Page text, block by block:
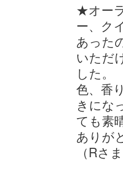
★オー
ー、ク
あった
いただ
した。
色、香
きにな
ても素
ありが
（Rさ